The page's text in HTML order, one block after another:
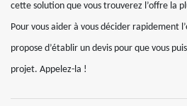
cette solution que vous trouverez l’offre la
Pour vous aider à vous décider rapidement
propose d’établir un devis pour que vous
projet. Appelez-la !